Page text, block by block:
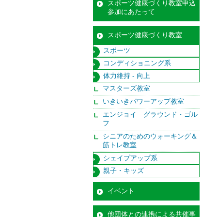
スポーツ健康づくり教室申込
参加にあたって
スポーツ健康づくり教室
スポーツ
コンディショニング系
体力維持 - 向上
マスターズ教室
いきいきパワーアップ教室
エンジョイ グラウンド・ゴル
フ
シニアのためのウォーキング＆
筋トレ教室
シェイプアップ系
親子・キッズ
イベント
他団体との連携による共催事